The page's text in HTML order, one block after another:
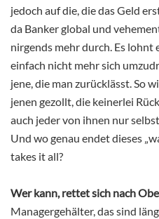
jedoch auf die, die das Geld
da Banker global und
nirgends mehr durch. Es lohnt
einfach nicht mehr sich
jene, die man zurücklässt. So
jenen gezollt, die keinerlei
auch jeder von ihnen nur
Und wo genau endet dieses
takes it all?
Wer kann, rettet sich nach
Managergehälter, das sind